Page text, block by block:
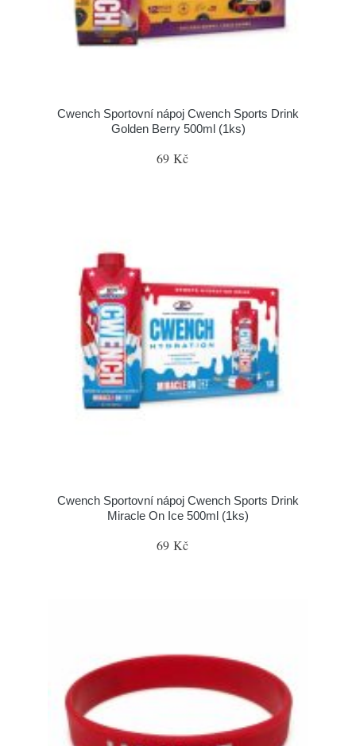
Cwench Sportovní nápoj Cwench Sports Drink
Golden Berry 500ml (1ks)
69 Kč
Cwench Sportovní nápoj Cwench Sports Drink
Miracle On Ice 500ml (1ks)
69 Kč